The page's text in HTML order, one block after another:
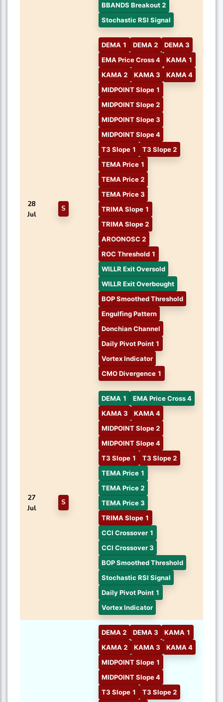
BBANDS Breakout 2
Stochastic RSI Signal
28
Jul
S
DEMA 1 DEMA 2
DEMA 3
EMA Price Cross 4
KAMA 1
KAMA 2
KAMA 3
KAMA 4
MIDPOINT Slope 1
MIDPOINT Slope 2
MIDPOINT Slope 3
MIDPOINT Slope 4
T3 Slope 1
T3 Slope 2
TEMA Price 1
TEMA Price 2
TEMA Price 3
TRIMA Slope 1
TRIMA Slope 2
AROONOSC 2
ROC Threshold 1
WILLR Exit Oversold
WILLR Exit Overbought
BOP Smoothed Threshold
Engulfing Pattern
Donchian Channel
Daily Pivot Point 1
Vortex Indicator
CMO Divergence 1
27
Jul
S
DEMA 1
EMA Price Cross 4
KAMA 3
KAMA 4
MIDPOINT Slope 2
MIDPOINT Slope 4
T3 Slope 1
T3 Slope 2
TEMA Price 1
TEMA Price 2
TEMA Price 3
TRIMA Slope 1
CCI Crossover 1
CCI Crossover 3
BOP Smoothed Threshold
Stochastic RSI Signal
Daily Pivot Point 1
Vortex Indicator
DEMA 2 DEMA 3
KAMA 1
KAMA 2
KAMA 3
KAMA 4
MIDPOINT Slope 1
MIDPOINT Slope 4
T3 Slope 1
T3 Slope 2